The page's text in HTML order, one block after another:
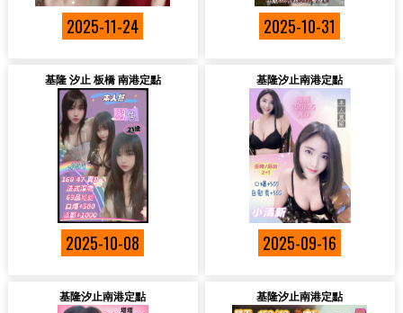
2025-11-24 2025-10-31
基隆 汐止 板橋 南港定點
2025-10-08
基隆汐止南港定點
2025-09-16
基隆汐止南港定點 基隆汐止南港定點